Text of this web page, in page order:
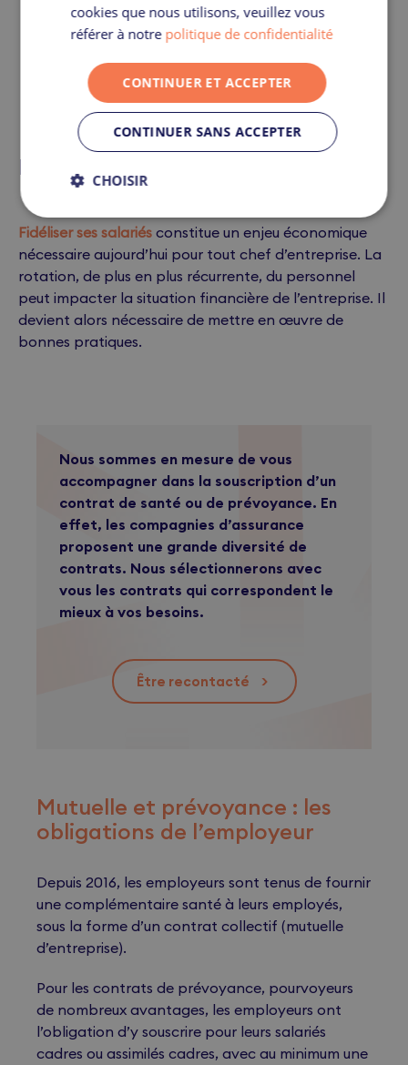
Fidéliser ses salariés
Fidéliser ses salariés constitue un enjeu économique
nécessaire aujourd’hui pour tout chef d’entreprise. La
rotation, de plus en plus récurrente, du personnel
peut impacter la situation financière de l’entreprise. Il
devient alors nécessaire de mettre en œuvre de
bonnes pratiques.
Nous sommes en mesure de vous
accompagner dans la souscription d’un
contrat de santé ou de prévoyance. En
effet, les compagnies d’assurance
proposent une grande diversité de
contrats. Nous sélectionnerons avec
vous les contrats qui correspondent le
mieux à vos besoins.
Être recontacté >
Mutuelle et prévoyance : les
obligations de l’employeur
Depuis 2016, les employeurs sont tenus de fournir
une complémentaire santé à leurs employés,
sous la forme d’un contrat collectif (mutuelle
d’entreprise).
Pour les contrats de prévoyance, pourvoyeurs
de nombreux avantages, les employeurs ont
l’obligation d’y souscrire pour leurs salariés
cadres ou assimilés cadres, avec au minimum une
cookies que nous utilisons, veuillez vous
référer à notre politique de confidentialité
CONTINUER ET ACCEPTER
CONTINUER SANS ACCEPTER
CHOISIR